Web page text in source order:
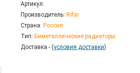
Артикул:
Производитель: Rifar
Страна: Россия
Тип: Биметаллические радиаторы
Доставка - (условия доставки)